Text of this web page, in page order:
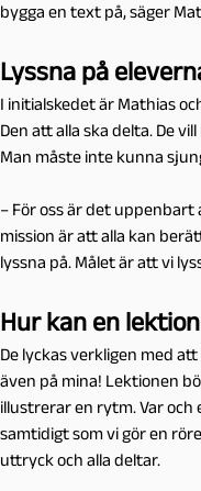
bygga en text på, säger
Lyssna på
I initialskedet är Mathias
Den att alla ska delta. De
Man måste inte kunna
– För oss är det
mission är att alla kan
lyssna på. Målet är att vi
Hur kan en
De lyckas verkligen med
även på mina! Lektionen
illustrerar en rytm. Var och
samtidigt som vi gör en
uttryck och alla deltar.